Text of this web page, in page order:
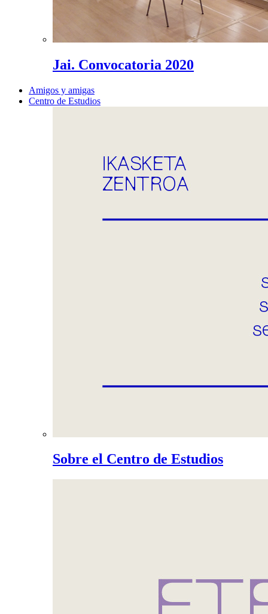
Jai. Convocatoria 2020
Amigos y amigas
Centro de Estudios
Sobre el Centro de Estudios